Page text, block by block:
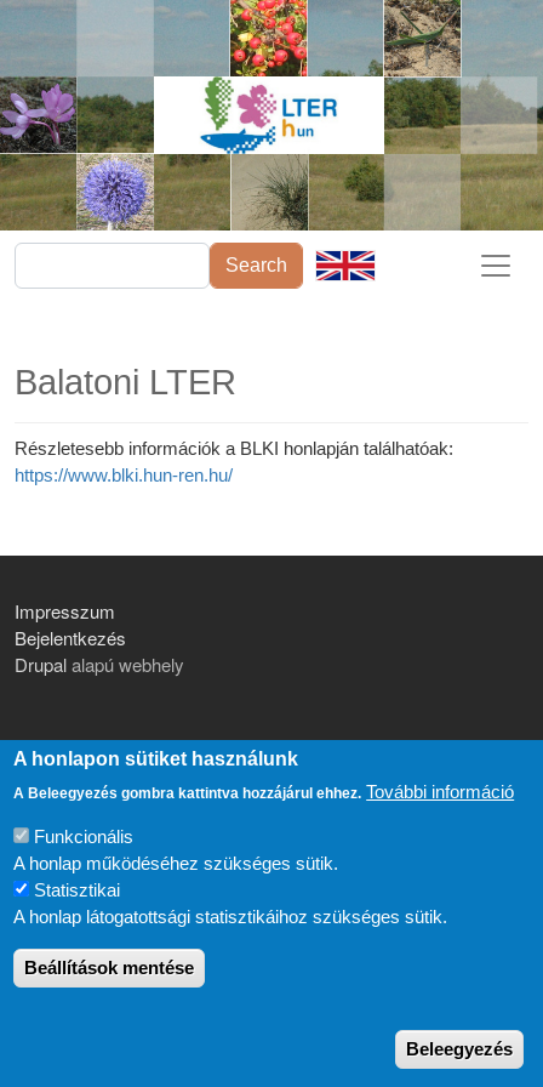
Ugrás a tartalomra
Search
Balatoni LTER
Részletesebb információk a BLKI honlapján találhatóak:
https://www.blki.hun-ren.hu/
LÁBLÉC MENÜ
Impresszum
FELHASZNÁLÓI FIÓK MENÜJE
Bejelentkezés
Drupalalapú webhely
A honlapon sütiket használunk
A Beleegyezés gombra kattintva hozzájárul ehhez. További információ
Funkcionális
A honlap működéséhez szükséges sütik.
Statisztikai
A honlap látogatottsági statisztikáihoz szükséges sütik.
Beállítások mentése
Beleegyezés